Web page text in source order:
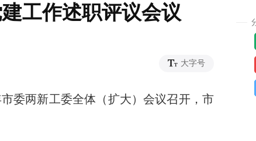
工作述职评议会议
大字号
委两新工委全体（扩大）会议召开，市